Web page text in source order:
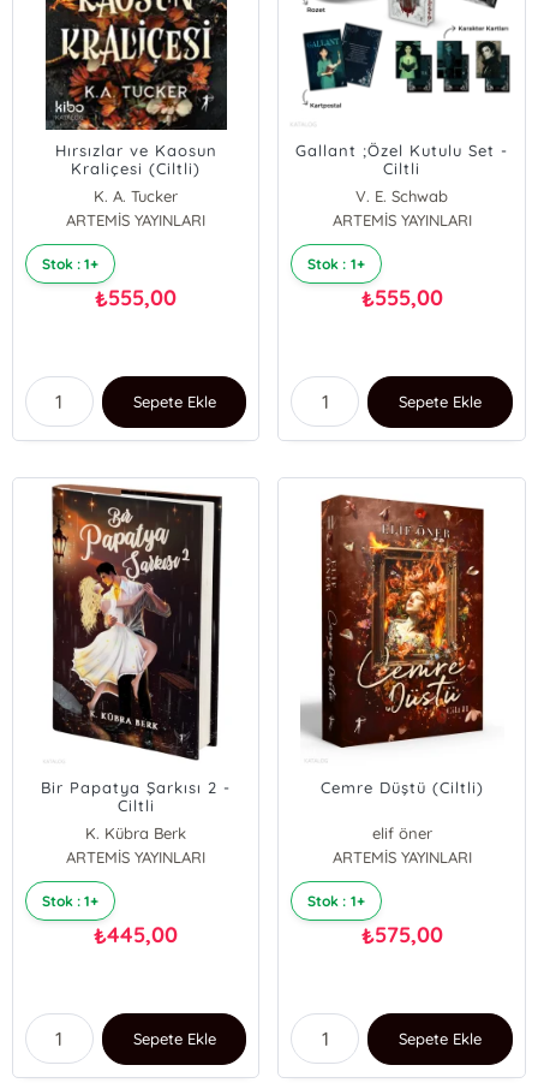
Hırsızlar ve Kaosun
Kraliçesi (Ciltli)
K. A. Tucker
ARTEMİS YAYINLARI
Stok : 1+
₺555,00
Sepete Ekle
Gallant ;Özel Kutulu Set -
Ciltli
V. E. Schwab
ARTEMİS YAYINLARI
Stok : 1+
₺555,00
Sepete Ekle
Bir Papatya Şarkısı 2 -
Ciltli
K. Kübra Berk
ARTEMİS YAYINLARI
Stok : 1+
₺445,00
Sepete Ekle
Cemre Düştü (Ciltli)
elif öner
ARTEMİS YAYINLARI
Stok : 1+
₺575,00
Sepete Ekle